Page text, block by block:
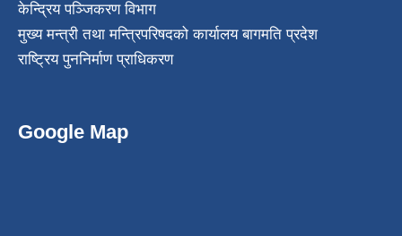
केन्द्रिय पञ्जिकरण विभाग
मुख्य मन्त्री तथा मन्त्रिपरिषदको कार्यालय बागमति प्रदेश
राष्ट्रिय पुननिर्माण प्राधिकरण
Google Map